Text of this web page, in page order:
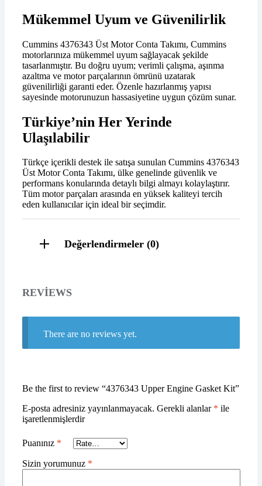
Mükemmel Uyum ve Güvenilirlik
Cummins 4376343 Üst Motor Conta Takımı, Cummins
motorlarınıza mükemmel uyum sağlayacak şekilde
tasarlanmıştır. Bu doğru uyum; verimli çalışma, aşınma
azaltma ve motor parçalarının ömrünü uzatarak
güvenilirliği garanti eder. Özenle hazırlanmış yapısı
sayesinde motorunuzun hassasiyetine uygun çözüm sunar.
Türkiye’nin Her Yerinde
Ulaşılabilir
Türkçe içerikli destek ile satışa sunulan Cummins 4376343
Üst Motor Conta Takımı, ülke genelinde güvenlik ve
performans konularında detaylı bilgi almayı kolaylaştırır.
Tüm motor parçaları arasında en yüksek kaliteyi tercih
eden kullanıcılar için ideal bir seçimdir.
Değerlendirmeler (0)
REVIEWS
There are no reviews yet.
Be the first to review “4376343 Upper Engine Gasket Kit”
E-posta adresiniz yayınlanmayacak. Gerekli alanlar * ile
işaretlenmişlerdir
Puanınız *
Sizin yorumunuz *